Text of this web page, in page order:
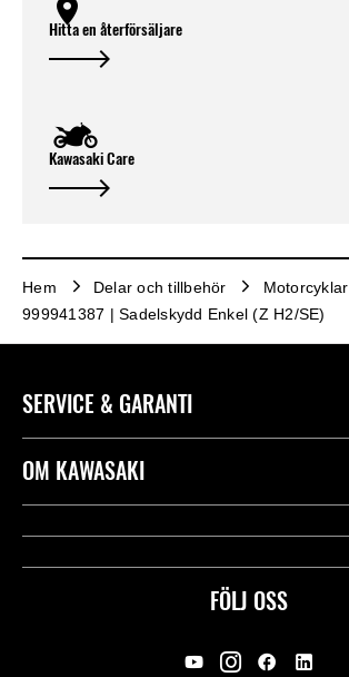
Hitta en återförsäljare
Kawasaki Care
Hem Delar och tillbehör Motorcyklar
999941387 | Sadelskydd Enkel (Z H2/SE)
FÖLJ OSS
SERVICE & GARANTI
Kontakta oss
Användbara länkar
Rättsligt & Sekretess
OM KAWASAKI
Företag